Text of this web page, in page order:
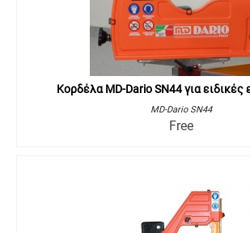
Κορδέλα MD-Dario SN44 για
MD-Dario SN44
Free